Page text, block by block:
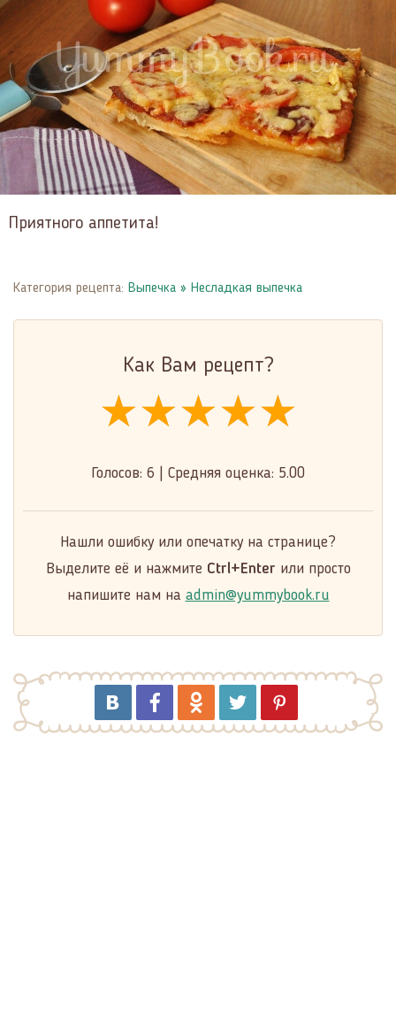
Приятного аппетита!
Категория рецепта: Выпечка » Несладкая выпечка
Как Вам рецепт?
★★★★★
★★★★★
★★★★★
Голосов: 6 Средняя оценка: 5.00
Нашли ошибку или опечатку на странице?
Выделите её и нажмите Ctrl+Enter или просто
напишите нам на admin@yummybook.ru